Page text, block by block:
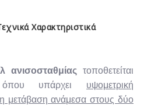
Χαρακτηριστικά
ανισοσταθμίας τοποθετείται
υπάρχει υψομετρική
μετάβαση ανάμεσα στους δύο